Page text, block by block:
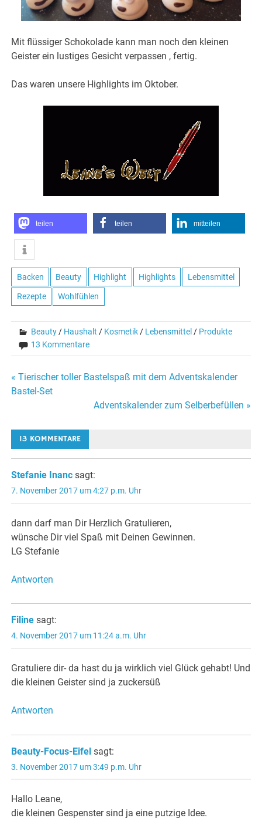
Mit flüssiger Schokolade kann man noch den kleinen
Geister ein lustiges Gesicht verpassen , fertig.
Das waren unsere Highlights im Oktober.
teilen teilen mitteilen
Backen Beauty Highlight Highlights Lebensmittel
Rezepte Wohlfühlen
Beauty / Haushalt / Kosmetik / Lebensmittel / Produkte
13 Kommentare
Beitragsnavigation
« Tierischer toller Bastelspaß mit dem Adventskalender
Bastel-Set
Adventskalender zum Selberbefüllen »
13 KOMMENTARE
Stefanie Inanc sagt:
7. November 2017 um 4:27 p.m. Uhr
dann darf man Dir Herzlich Gratulieren,
wünsche Dir viel Spaß mit Deinen Gewinnen.
LG Stefanie
Antworten
Filine sagt:
4. November 2017 um 11:24 a.m. Uhr
Gratuliere dir- da hast du ja wirklich viel Glück gehabt! Und
die kleinen Geister sind ja zuckersüß
Antworten
Beauty-Focus-Eifel sagt:
3. November 2017 um 3:49 p.m. Uhr
Hallo Leane,
die kleinen Gespenster sind ja eine putzige Idee.